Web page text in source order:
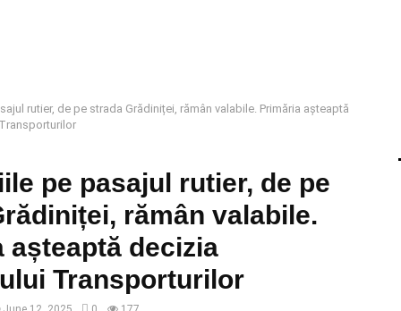
rutier, de pe strada Grădiniței, rămân valabile. Primăria așteaptă
pe pasajul rutier, de pe
rămân valabile.
așteaptă decizia
Transporturilor